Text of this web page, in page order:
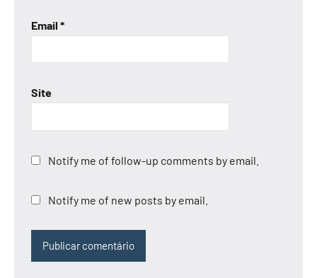
Email *
Site
Notify me of follow-up comments by email.
Notify me of new posts by email.